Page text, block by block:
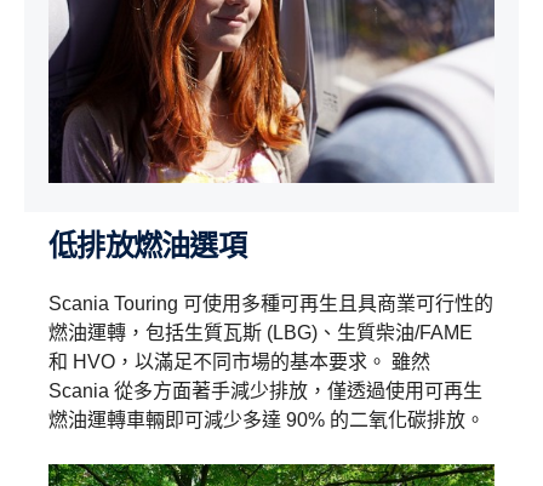
低排放燃油選項
Scania Touring 可使用多種可再生且具商業可行性的
燃油運轉，包括生質瓦斯 (LBG)、生質柴油/FAME
和 HVO，以滿足不同市場的基本要求。 雖然
Scania 從多方面著手減少排放，僅透過使用可再生
燃油運轉車輛即可減少多達 90% 的二氧化碳排放。